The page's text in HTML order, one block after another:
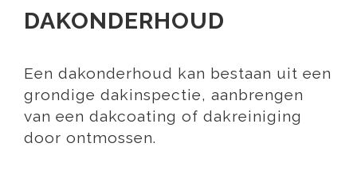
DAKONDERHOUD
Een dakonderhoud kan bestaan uit een
grondige dakinspectie, aanbrengen
van een dakcoating of dakreiniging
door ontmossen.